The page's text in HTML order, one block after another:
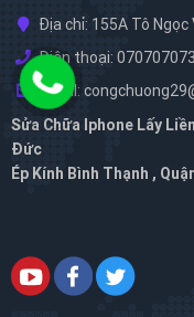
Địa chỉ: 155A Tô
Điện thoại:
Email:
Sửa Chữa Iphone Lấy
Đức
Ép Kính Bình Thạnh ,